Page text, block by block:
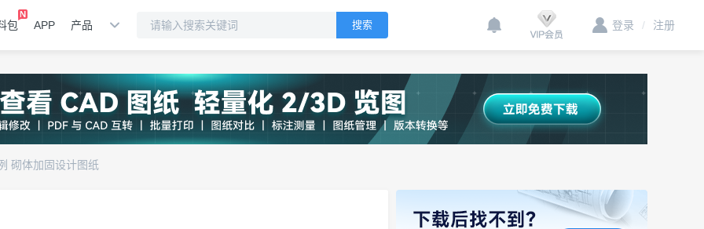
包 APP 产品 登录 / 注册
砌体加固设计图纸